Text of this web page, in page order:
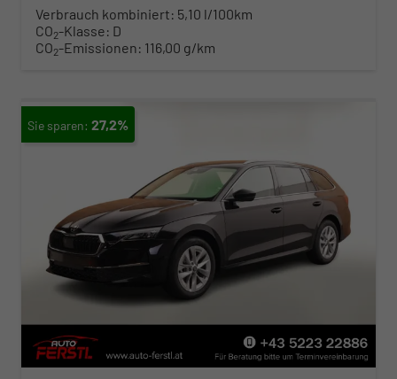
Verbrauch kombiniert: 5,10 l/100km
CO2-Klasse: D
CO2-Emissionen: 116,00 g/km
27,2%